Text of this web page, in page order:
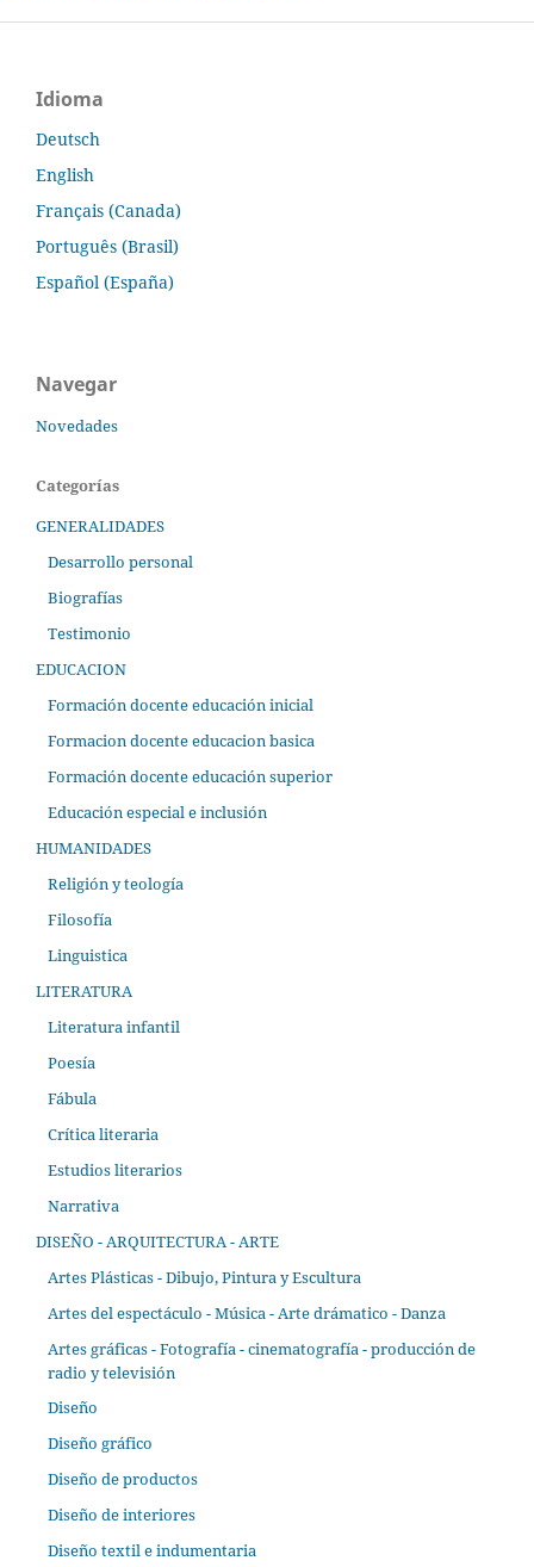
Idioma
Deutsch
English
Français (Canada)
Português (Brasil)
Español (España)
Navegar
Novedades
Categorías
GENERALIDADES
Desarrollo personal
Biografías
Testimonio
EDUCACION
Formación docente educación inicial
Formacion docente educacion basica
Formación docente educación superior
Educación especial e inclusión
HUMANIDADES
Religión y teología
Filosofía
Linguistica
LITERATURA
Literatura infantil
Poesía
Fábula
Crítica literaria
Estudios literarios
Narrativa
DISEÑO - ARQUITECTURA - ARTE
Artes Plásticas - Dibujo, Pintura y Escultura
Artes del espectáculo - Música - Arte drámatico - Danza
Artes gráficas - Fotografía - cinematografía - producción de
radio y televisión
Diseño
Diseño gráfico
Diseño de productos
Diseño de interiores
Diseño textil e indumentaria